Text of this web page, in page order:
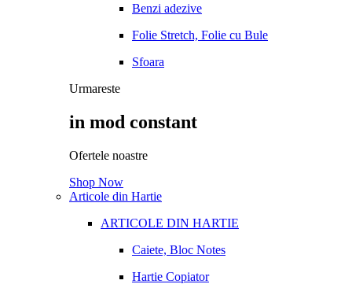
Benzi adezive
Folie Stretch, Folie cu Bule
Sfoara
Urmareste
in mod constant
Ofertele noastre
Shop Now
Articole din Hartie
ARTICOLE DIN HARTIE
Caiete, Bloc Notes
Hartie Copiator